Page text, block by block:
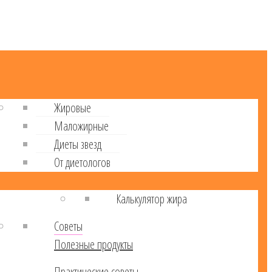
Жировые
Маложирные
Диеты звезд
От диетологов
Калькулятор жира
Советы
Полезные продукты